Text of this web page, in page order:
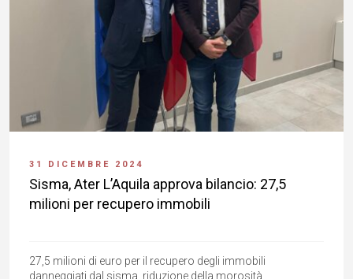
31 DICEMBRE 2024
Sisma, Ater L’Aquila approva bilancio: 27,5
milioni per recupero immobili
27,5 milioni di euro per il recupero degli immobili
danneggiati dal sisma, riduzione della morosità,